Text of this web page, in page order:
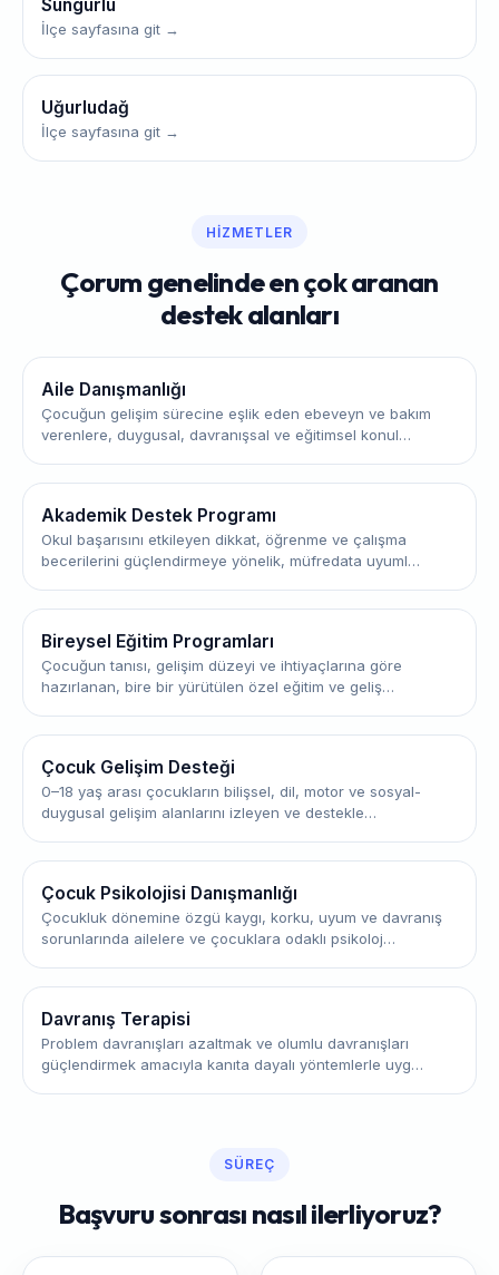
Sungurlu
İlçe sayfasına git →
Uğurludağ
İlçe sayfasına git →
HIZMETLER
Çorum genelinde en çok aranan
destek alanları
Aile Danışmanlığı
Çocuğun gelişim sürecine eşlik eden ebeveyn ve bakım
verenlere, duygusal, davranışsal ve eğitimsel konul…
Akademik Destek Programı
Okul başarısını etkileyen dikkat, öğrenme ve çalışma
becerilerini güçlendirmeye yönelik, müfredata uyuml…
Bireysel Eğitim Programları
Çocuğun tanısı, gelişim düzeyi ve ihtiyaçlarına göre
hazırlanan, bire bir yürütülen özel eğitim ve geliş…
Çocuk Gelişim Desteği
0–18 yaş arası çocukların bilişsel, dil, motor ve sosyal-
duygusal gelişim alanlarını izleyen ve destekle…
Çocuk Psikolojisi Danışmanlığı
Çocukluk dönemine özgü kaygı, korku, uyum ve davranış
sorunlarında ailelere ve çocuklara odaklı psikoloj…
Davranış Terapisi
Problem davranışları azaltmak ve olumlu davranışları
güçlendirmek amacıyla kanıta dayalı yöntemlerle uyg…
SÜREÇ
Başvuru sonrası nasıl ilerliyoruz?